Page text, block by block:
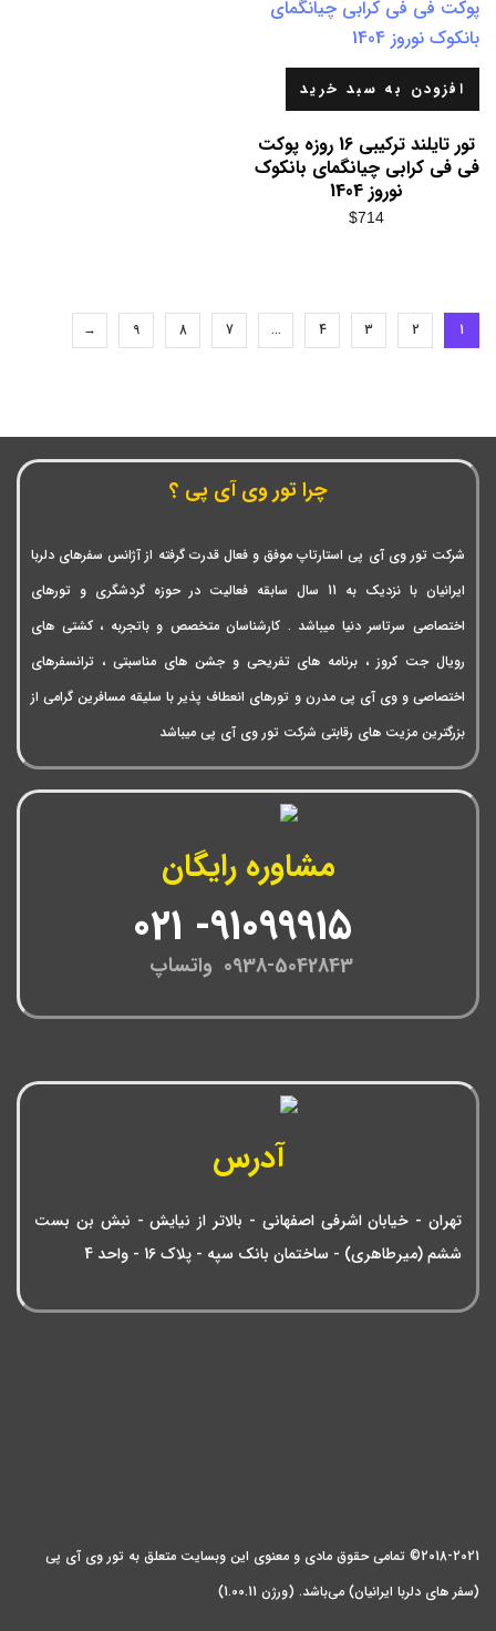
افزودن به سبد خرید
تور تایلند ترکیبی 16 روزه پوکت
فی فی کرابی چیانگمای بانکوک
نوروز 1404
$714
1
2
3
4
…
7
8
9
→
چرا تور وی آی پی ؟
شرکت تور وی آی پی استارتاپ موفق و فعال قدرت گرفته از آژانس سفرهای دلربا
ایرانیان با نزدیک به 11 سال سابقه فعالیت در حوزه گردشگری و تورهای
اختصاصی سرتاسر دنیا میباشد . کارشناسان متخصص و باتجربه ، کشتی های
رویال جت کروز ، برنامه های تفریحی و جشن های مناسبتی ، ترانسفرهای
اختصاصی و وی آی پی مدرن و تورهای انعطاف پذیر با سلیقه مسافرین گرامی از
بزرگترین مزیت های رقابتی شرکت تور وی آی پی میباشد
مشاوره رایگان
0938-5042843 واتساپ
آدرس
تهران - خیابان اشرفی اصفهانی - بالاتر از نیایش - نبش بن بست
ششم (میرطاهری) - ساختمان بانک سپه - پلاک 16 - واحد 4
2018-2021© تمامی حقوق مادی و معنوی این وبسایت متعلق به تور وی آی پی
(سفر های دلربا ایرانیان) می‌باشد. (ورژن 1.00.11)